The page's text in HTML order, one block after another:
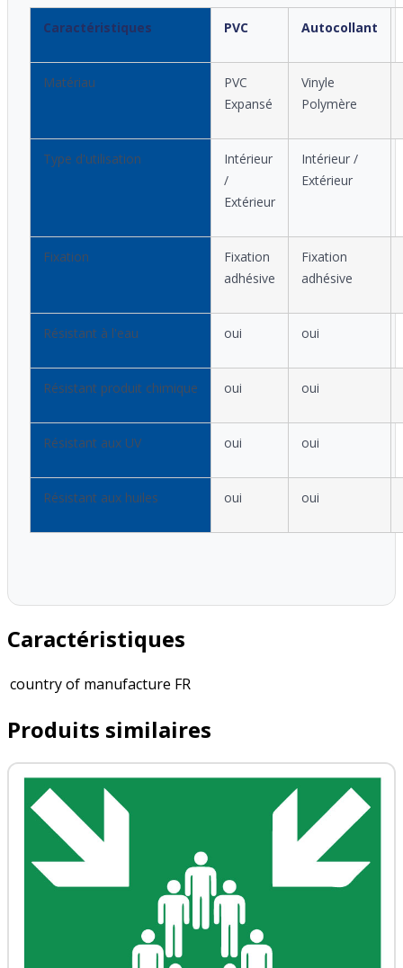
Caractéristiques PVC Autocollant
Matériau
PVC
Expansé
Vinyle
Polymère
Type d'utilisation
Intérieur
/
Extérieur
Intérieur /
Extérieur
Fixation
Fixation
adhésive
Fixation
adhésive
Résistant à l'eau oui oui
Résistant produit chimique oui oui
Résistant aux UV oui oui
Résistant aux huiles oui oui
Caractéristiques
country of manufacture FR
Produits similaires